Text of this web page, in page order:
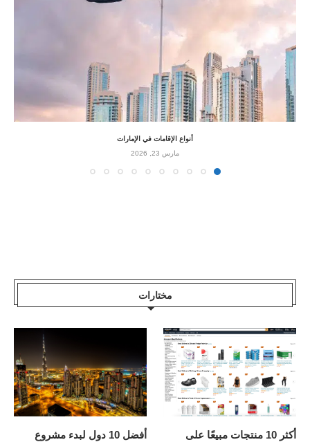
أنواع الإقامات في الإمارات
مارس 23, 2026
مختارات
أكثر 10 منتجات مبيعًا على
أفضل 10 دول لبدء مشروع